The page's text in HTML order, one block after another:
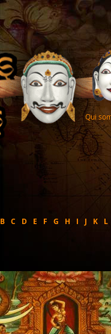
Qui
B C D E F G H I J K L